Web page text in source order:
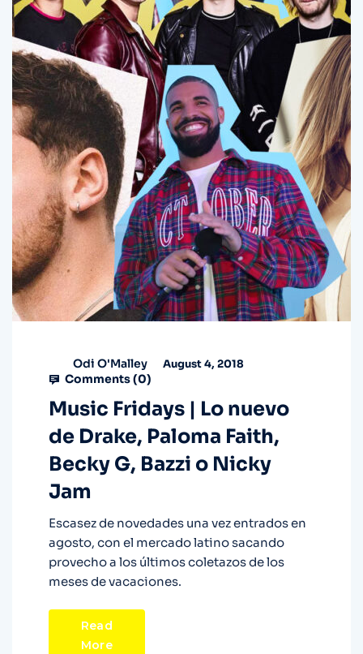
Odi O'Malley August 4, 2018
Comments (0)
Music Fridays | Lo nuevo
de Drake, Paloma Faith,
Becky G, Bazzi o Nicky
Jam
Escasez de novedades una vez entrados en
agosto, con el mercado latino sacando
provecho a los últimos coletazos de los
meses de vacaciones.
Read
More